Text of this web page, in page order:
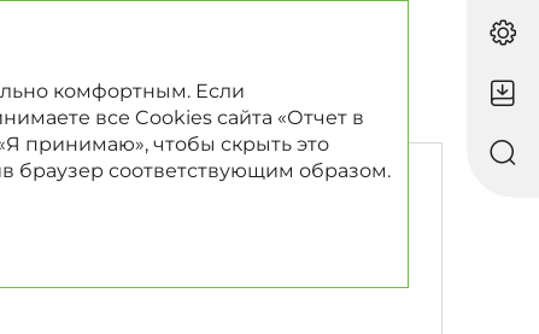
комфортным. Если
все Cookies сайта «Отчет в
принимаю», чтобы скрыть это
браузер соответствующим образом.